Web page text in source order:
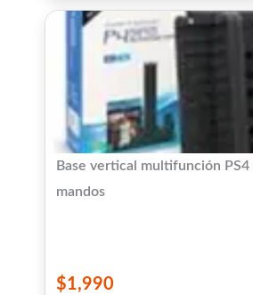
Base vertical multifunción PS4
mandos
$1,990